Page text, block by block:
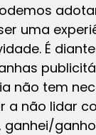
uma
É
não tem
a não lidar